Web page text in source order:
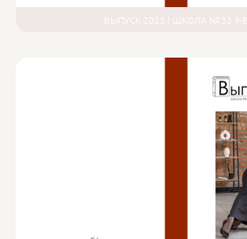
ВЫПУСК 2025 | ШКОЛА № 33 9-В